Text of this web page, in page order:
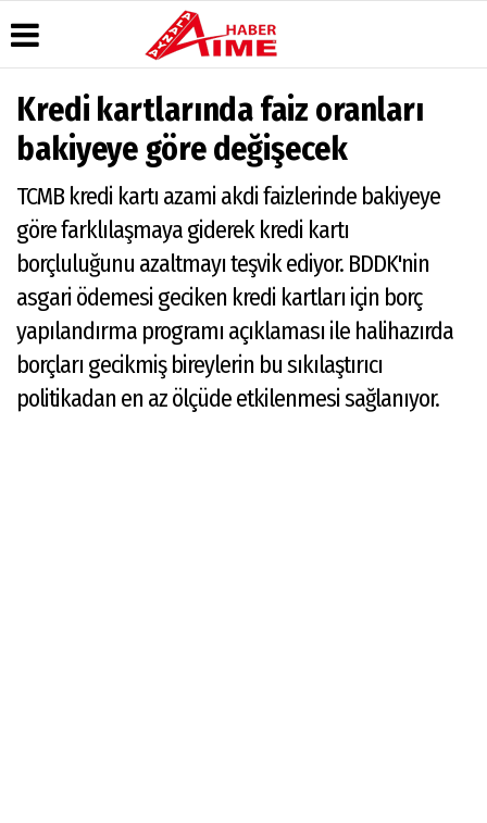
Üye Paneli
Haber
Arşivi
Arşivi
Günün
Haberleri
Hava
Durumu
Gazete
Manşetleri
Anketler
Biyografiler
Yazarları
Video
Galeri
Foto
Galeri
Moovit
Alanya-
& Antalya
Canlı Uçak
Seyir
Takip
Künye
Kredi kartlarında faiz oranları
bakiyeye göre değişecek
TCMB kredi kartı azami akdi faizlerinde bakiyeye
göre farklılaşmaya giderek kredi kartı
borçluluğunu azaltmayı teşvik ediyor. BDDK'nin
asgari ödemesi geciken kredi kartları için borç
yapılandırma programı açıklaması ile halihazırda
borçları gecikmiş bireylerin bu sıkılaştırıcı
politikadan en az ölçüde etkilenmesi sağlanıyor.